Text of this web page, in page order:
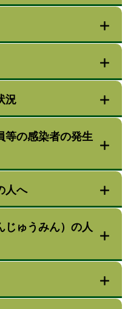
況
等の感染者の発生
人へ
じゅうみん）の人